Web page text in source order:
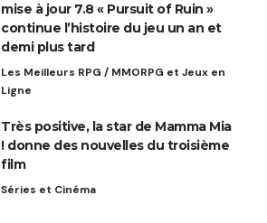
mise à jour 7.8 « Pursuit of Ruin »
continue l’histoire du jeu un an et
demi plus tard
Les Meilleurs RPG / MMORPG et Jeux en
Ligne
Très positive, la star de Mamma Mia
! donne des nouvelles du troisième
film
Séries et Cinéma